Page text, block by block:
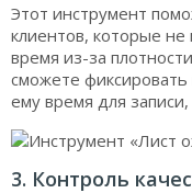
Этот инструмент
клиентов, которые не
время из-за
сможете
ему время для
3. Контроль